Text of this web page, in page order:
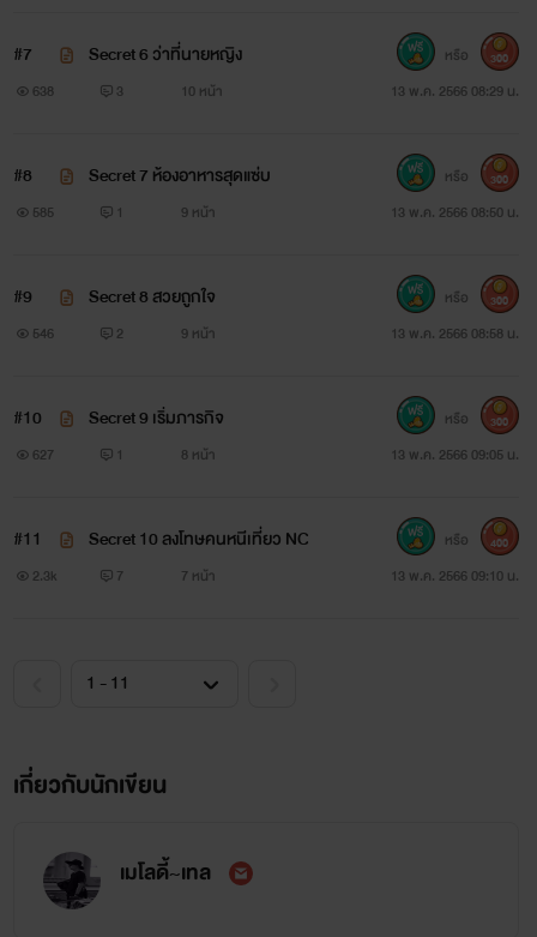
ศิวกร แมคคาตัน ปอร์เช่
29 ปี เป็นพี่ชายฝาแฝดของโมเดลน้องสาวสุดแสบที่นิสัยต่างกัน
สุดขั้ว เพลย์บอยตัวพ่อควงหญิงไม่ซ้ำหน้า แต่กลับไม่ชอบความ
จริงจังกับทุกอย่าง ไม่ไว้หน้าใครไม่กลัวใครนอกจากพ่อ แม่ และ
เขารับช่วงต่อธุรกิจจากเฟอร์รารี่พ่อของเขา และพ่วง
ได้รับมาจากไคลแมกซ์เพื่อนสนิทของพ่อที่มอบให้เขาเมื่อตอนที่
เขาเกิด
#7 Secret 6 ว่าที่นายหญิง
638 3 10 หน้า 13 พ.ค. 2566 08:29 น.
หรือ 300
#8 Secret 7 ห้องอาหารสุดแซ่บ
585 1 9 หน้า 13 พ.ค. 2566 08:50 น.
หรือ 300
#9 Secret 8 สวยถูกใจ
546 2 9 หน้า 13 พ.ค. 2566 08:58 น.
หรือ 300
#10 Secret 9 เริ่มภารกิจ
627 1 8 หน้า 13 พ.ค. 2566 09:05 น.
หรือ 300
#11 Secret 10 ลงโทษคนหนีเที่ยว NC
2.3k 7 7 หน้า 13 พ.ค. 2566 09:10 น.
หรือ 400
เกี่ยวกับนักเขียน
เมโลดี้~เทล